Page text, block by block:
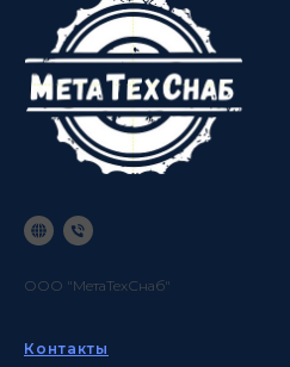
ООО "МетаТехСнаб"
Контакты